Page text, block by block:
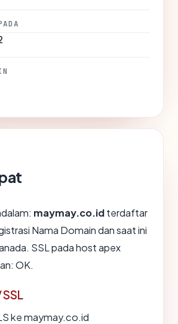
maymay.co.idterdaftar
Nama Domain dan saat ini
SSL pada host apex
OK.
ke maymay.co.id